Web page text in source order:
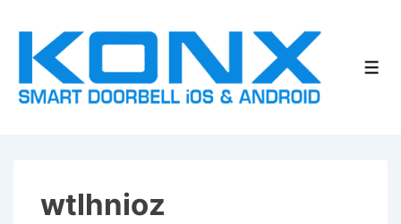
passer
contenu
wtlhnioz